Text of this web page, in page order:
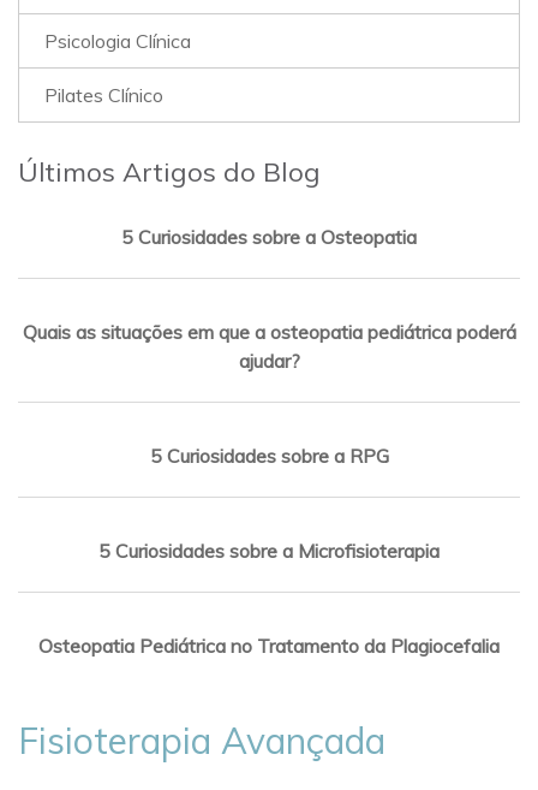
Psicologia Clínica
Pilates Clínico
Últimos Artigos do Blog
5 Curiosidades sobre a Osteopatia
Quais as situações em que a osteopatia pediátrica poderá
ajudar?
5 Curiosidades sobre a RPG
5 Curiosidades sobre a Microfisioterapia
Osteopatia Pediátrica no Tratamento da Plagiocefalia
Fisioterapia Avançada